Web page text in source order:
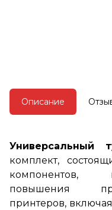
Описание
Универсальный
комплект,
компонентов,
повышения
принтеров,